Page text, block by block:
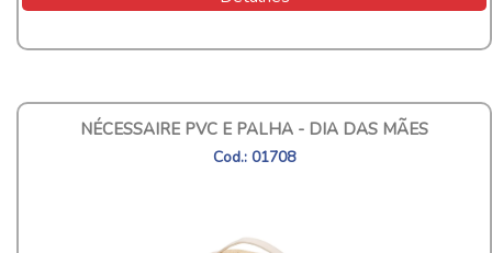
NÉCESSAIRE PVC E PALHA - DIA DAS MÃES
Cod.: 01708